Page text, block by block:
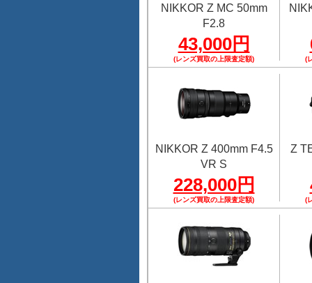
NIKKOR Z MC 50mm
F2.8
43,000円
(レンズ買取の上限査定額) (
NIKKOR Z 400mm F4.5
VR S
228,000円
(レンズ買取の上限査定額)
Z
(